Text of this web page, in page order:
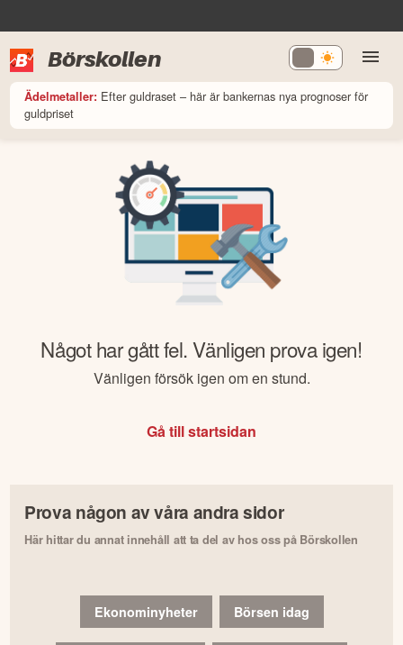
Börskollen
Ädelmetaller: Efter guldraset – här är bankernas nya prognoser för
guldpriset
Något har gått fel. Vänligen prova igen!
Vänligen försök igen om en stund.
Gå till startsidan
Prova någon av våra andra sidor
Här hittar du annat innehåll att ta del av hos oss på Börskollen
Ekonominyheter Börsen idag